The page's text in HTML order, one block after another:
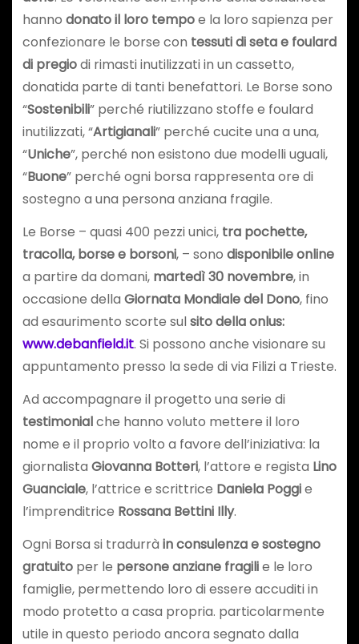
hanno donato il loro tempoe la loro sapienza per
confezionare le borse con tessuti di seta e foulard
di pregiodi rimasti inutilizzati in un cassetto,
donatida parte di tanti benefattori. Le Borse sono
“Sostenibili” perché riutilizzano stoffe e foulard
inutilizzati, “Artigianali” perché cucite una a una,
“Uniche”, perché non esistono due modelli uguali,
“Buone” perché ogni borsa rappresenta ore di
sostegno a una persona anziana fragile.
Le Borse – quasi 400 pezzi unici, tra pochette,
tracolla, borse e borsoni, – sono disponibile online
a partire da domani, martedì 30 novembre, in
occasione della Giornata Mondiale del Dono, fino
ad esaurimento scorte sulsito della onlus:
www.debanfield.it. Si possono anche visionare su
appuntamento presso la sede di via Filizi a Trieste.
Ad accompagnare il progetto una serie di
testimonialche hanno voluto mettere il loro
nome e il proprio volto a favore dell’iniziativa: la
giornalista Giovanna Botteri, l’attore e regista Lino
Guanciale, l’attrice e scrittrice Daniela Poggie
l’imprenditrice Rossana Bettini Illy.
Ogni Borsa si tradurrà in consulenza e sostegno
gratuitoper le persone anziane fragilie le loro
famiglie, permettendo loro di essere accuditi in
modo protetto a casa propria. particolarmente
utile in questo periodo ancora segnato dalla